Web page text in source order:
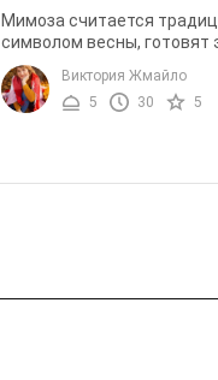
Мимоза считается
символом весны, готовят
всего к 8 марта. Вы
простым и вкусным
Виктория Жмайло
5
30 5